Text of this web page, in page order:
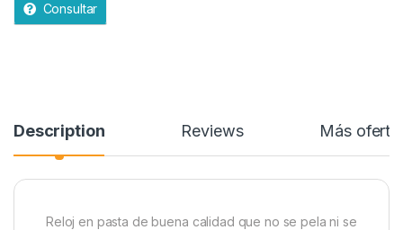
Consultar
Description Reviews Más
Reloj en pasta de buena calidad que no se pela ni se